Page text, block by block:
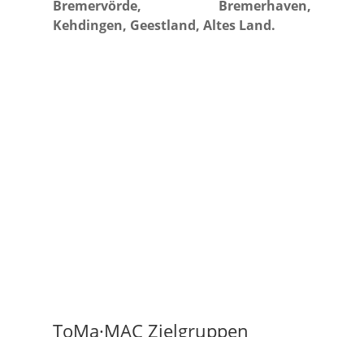
Bremervörde, Bremerhaven,
Kehdingen, Geestland, Altes Land.
ToMa·MAC Zielgruppen